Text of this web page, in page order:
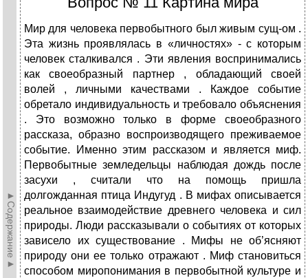
►Содержание►
Мир для человека первобытного был живым сущ-ом .
Эта жизнь проявлялась в «личностях» - с которым
человек сталкивался . Эти явления воспринимались
как своеобразный партнер , обладающий своей
волей , личными качествами . Каждое событие
обретало индивидуальность и требовало объяснения
. Это возможно только в форме своеобразного
рассказа, образно воспроизводящего преживаемое
событие. Именно этим рассказом и является миф.
Первобытные земледельцы наблюдая дождь после
засухи , считали что на помощь пришла
долгожданная птица Индугуд . В мифах описывается
реальное взаимодействие древнего человека и сил
природы. Люди рассказывали о событиях от которых
зависело их существование . Мифы не об’ясняют
природу они ее только отражают . Миф становиться
способом миропонимания в первобытной культуре и